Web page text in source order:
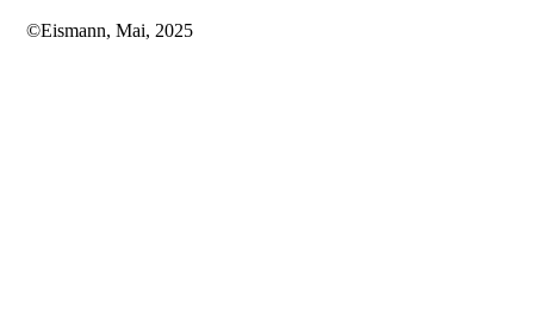
©Eismann, Mai, 2025